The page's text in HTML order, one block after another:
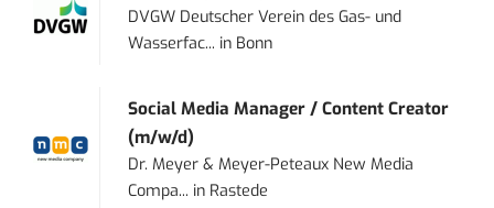
DVGW Deutscher Verein des Gas- und
Wasserfac... in Bonn
Social Media Manager / Content Creator
(m/w/d)
Dr. Meyer & Meyer-Peteaux New Media
Compa... in Rastede